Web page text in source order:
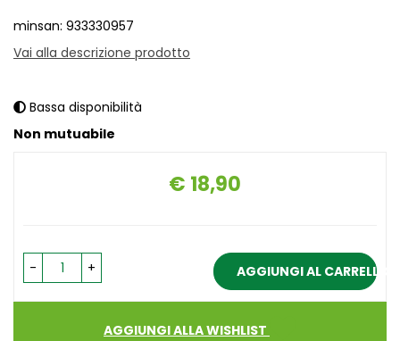
minsan: 933330957
Vai alla descrizione prodotto
Bassa disponibilità
Non mutuabile
Prezzo
€ 18,90
- + AGGIUNGI AL CARRELLO
AGGIUNGI ALLA WISHLIST